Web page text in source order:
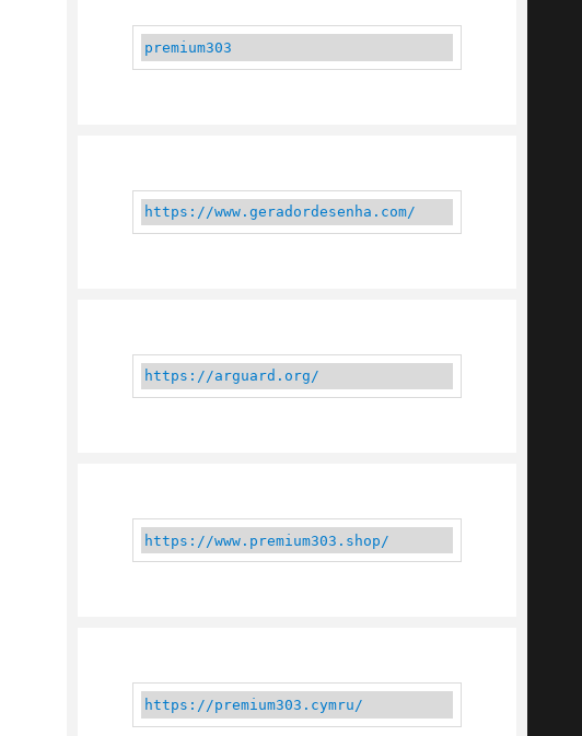
premium303
https://www.geradordesenha.com/
https://arguard.org/
https://www.premium303.shop/
https://premium303.cymru/